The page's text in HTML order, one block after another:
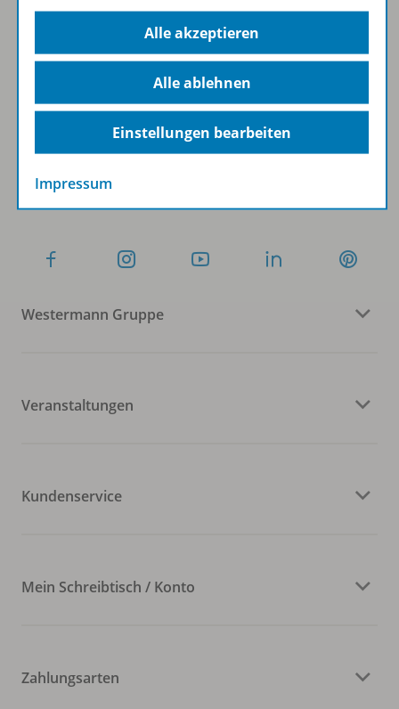
Zum Newsletter anmelden
Folgen Sie uns auf Social Media
Westermann Gruppe
Veranstaltungen
Kundenservice
Mein Schreibtisch / Konto
Zahlungsarten
Alle akzeptieren
Alle ablehnen
Einstellungen bearbeiten
Impressum